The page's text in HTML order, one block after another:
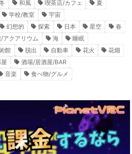
和風 喫茶店/カフェ
夏
学校/教室
宇宙
幻想的 探索 日本 星空
春
アクアリウム 海
睡眠
館 脱出 自動車 花火
花畑
酒場/居酒屋/BAR
音楽 食べ物/グルメ